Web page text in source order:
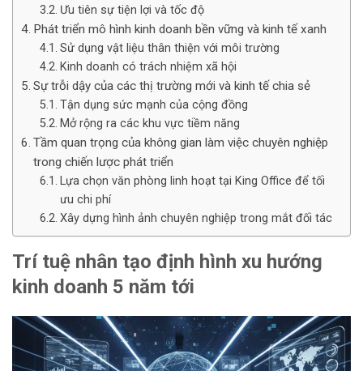
Ưu tiên sự tiện lợi và tốc độ
Phát triển mô hình kinh doanh bền vững và kinh tế xanh
Sử dụng vật liệu thân thiện với môi trường
Kinh doanh có trách nhiệm xã hội
Sự trỗi dậy của các thị trường mới và kinh tế chia sẻ
Tận dụng sức mạnh của cộng đồng
Mở rộng ra các khu vực tiềm năng
Tầm quan trọng của không gian làm việc chuyên nghiệp
trong chiến lược phát triển
Lựa chọn văn phòng linh hoạt tại King Office để tối
ưu chi phí
Xây dựng hình ảnh chuyên nghiệp trong mắt đối tác
Trí tuệ nhân tạo định hình xu hướng
kinh doanh 5 năm tới